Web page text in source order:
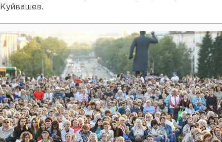
Куйвашев.